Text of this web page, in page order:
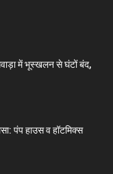
में भूस्खलन से घंटों बंद,
पंप हाउस व हॉटमिक्स